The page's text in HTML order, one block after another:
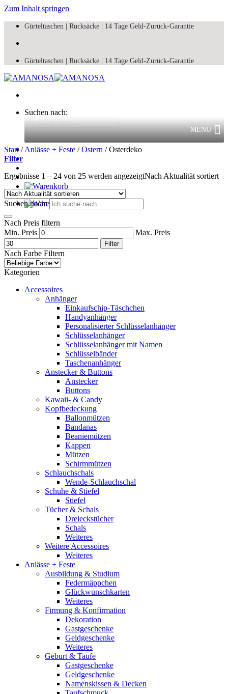
Zum Inhalt springen
Gürteltaschen | Rucksäcke | 14 Tage Geld-Zurück-Garantie
Gürteltaschen | Rucksäcke | 14 Tage Geld-Zurück-Garantie
Suchen nach:
MENU
Start / Anlässe + Feste / Ostern /Osterdeko
Filter
Ergebnisse 1 – 24 von 25 werden angezeigtNach Aktualität sortiert
Suchen nach:
Nach Preis filtern
Min. Preis
Max. Preis
Filter
Nach Farbe Filtern
Kategorien
Accessoires
Anhänger
Einkaufschip-Täschchen
Handyanhänger
Personalisierter Schlüsselanhänger
Schlüsselanhänger
Schlüsselanhänger mit Namen
Schlüsselbänder
Taschenanhänger
Anstecker & Buttons
Anstecker
Buttons
Kawaii- & Candy
Kopfbedeckung
Ballonmützen
Bandanas
Beaniemützen
Kappen
Mützen
Schirmmützen
Schlauchschals
Wende-Schlauchschal
Schuhe & Stiefel
Stiefel
Tücher & Schals
Dreieckstücher
Schals
Weiteres
Weitere Accessoires
Weiteres
Anlässe + Feste
Ausbildung & Studium
Federmäppchen
Glückwunschkarten
Weiteres
Firmung & Konfirmation
Dekoration
Gastgeschenke
Geldgeschenke
Weiteres
Geburt & Taufe
Gastgeschenke
Geldgeschenke
Namenskissen & Decken